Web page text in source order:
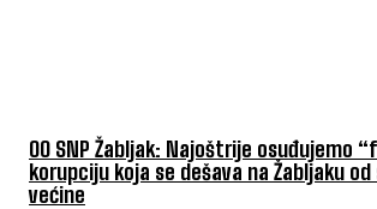
OO SNP Žabljak: Najoštrije osuđujemo
korupciju koja se dešava na Žabljaku
većine